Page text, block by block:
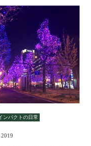
ンパクトの日常